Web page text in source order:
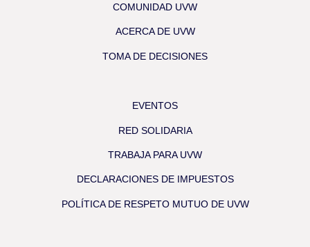
COMUNIDAD UVW
ACERCA DE UVW
TOMA DE DECISIONES
EVENTOS
RED SOLIDARIA
TRABAJA PARA UVW
DECLARACIONES DE IMPUESTOS
POLÍTICA DE RESPETO MUTUO DE UVW